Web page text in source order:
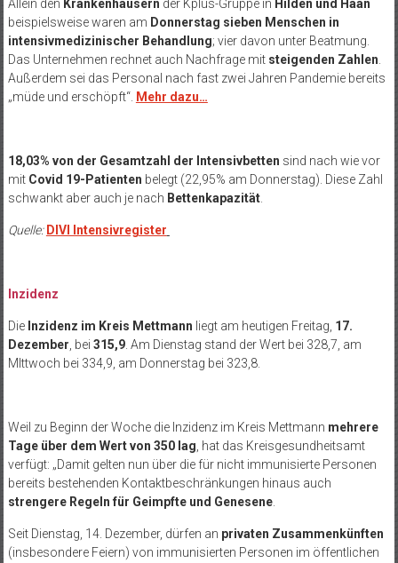
Allein den Krankenhäusern der Kplus-Gruppe in Hilden und Haan
beispielsweise waren am Donnerstag sieben Menschen in
intensivmedizinischer Behandlung; vier davon unter Beatmung.
Das Unternehmen rechnet auch Nachfrage mit steigenden Zahlen
Außerdem sei das Personal nach fast zwei Jahren Pandemie bereits
„müde und erschöpft“. Mehr dazu…
18,03% von der Gesamtzahl der Intensivbetten sind nach wie vor
mitCovid 19-Patienten belegt (22,95% am Donnerstag). Diese Zahl
schwankt aber auch je nach Bettenkapazität.
Quelle: DIVI Intensivregister
Inzidenz
Die Inzidenz im Kreis Mettmann liegt am heutigen Freitag, 17.
Dezember , bei 315,9. Am Dienstag stand der Wert bei 328,7, am
MIttwoch bei 334,9, am Donnerstag bei 323,8.
Weil zu Beginn der Woche die Inzidenz im Kreis Mettmann mehrere
Tage über dem Wert von 350 lag , hat das Kreisgesundheitsamt
verfügt: „Damit gelten nun über die für nicht immunisierte Personen
bereits bestehenden Kontaktbeschränkungen hinaus auch
strengere Regeln für Geimpfte und Genesene.
Seit Dienstag, 14. Dezember, dürfen an privaten Zusammenkünften
(insbesondere Feiern) von immunisierten Personen im öffentlichen